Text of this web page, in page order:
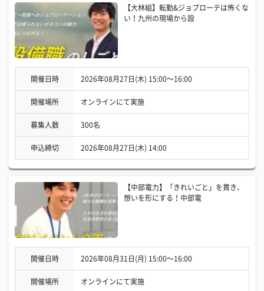
【大林組】転勤&ジョブローテは怖くな
い！九州の現場から設
開催日時 2026年08月27日(木) 15:00〜16:00
開催場所 オンラインにて実施
募集人数 300名
申込締切 2026年08月27日(木) 14:00
【中部電力】「きれいごと」を貫き、
想いを形にする！中部電
開催日時 2026年08月31日(月) 15:00〜16:00
開催場所 オンラインにて実施